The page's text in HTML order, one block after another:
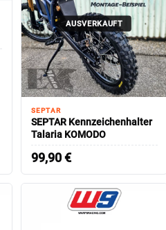
AUSVERKAUFT
SEPTAR
SEPTAR Kennzeichenhalter
Talaria KOMODO
99,90€